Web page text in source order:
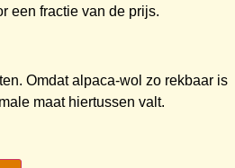
een fractie van de prijs.
Omdat alpaca-wol zo rekbaar is
maat hiertussen valt.